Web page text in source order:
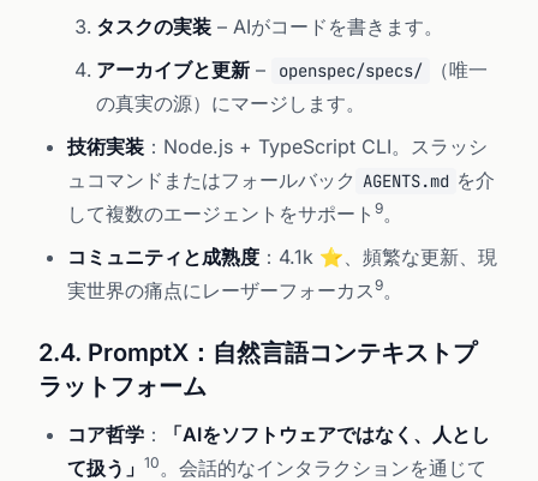
タスクの実装 – AIがコードを書きます。
アーカイブと更新 – openspec/specs/
（唯一
の真実の源）にマージします。
技術実装 ：Node.js + TypeScript CLI。スラッシ
ュコマンドまたはフォールバック AGENTS.md を介
して複数のエージェントをサポート 9。
コミュニティと成熟度 ：4.1k ⭐、頻繁な更新、現
実世界の痛点にレーザーフォーカス9。
2.4. PromptX：自然言語コンテキストプ
ラットフォーム
コア哲学 ：
「AIをソフトウェアではなく、人とし
て扱う」 10。会話的なインタラクションを通じて